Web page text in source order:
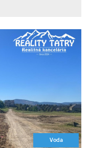
Voda